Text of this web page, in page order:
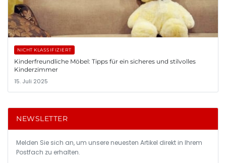
NICHT KLASSIFIZIERT
Kinderfreundliche Möbel: Tipps für ein sicheres und stilvolles
Kinderzimmer
15. Juli 2025
NEWSLETTER
Melden Sie sich an, um unsere neuesten Artikel direkt in Ihrem
Postfach zu erhalten.